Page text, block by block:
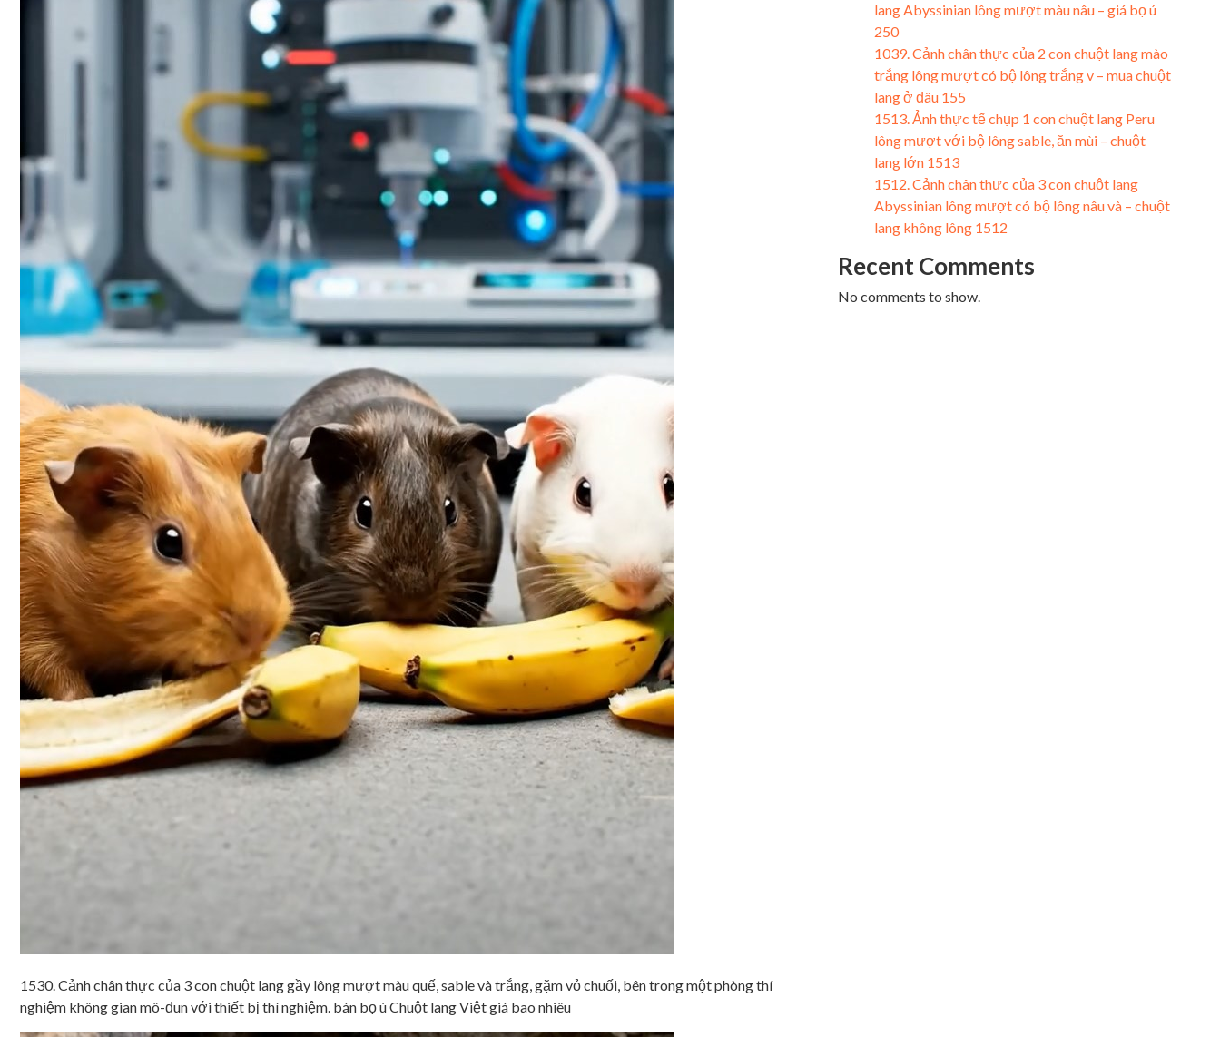
1530. Cảnh chân thực của 3 con chuột lang gầy lông mượt màu quế, sable và trắng, gặm vỏ chuối, bên trong một phòng thí
nghiệm không gian mô-đun với thiết bị thí nghiệm. bán bọ ú Chuột lang Việt giá bao nhiêu
lang Abyssinian lông mượt màu nâu – giá bọ ú
250
1039. Cảnh chân thực của 2 con chuột lang mào
trắng lông mượt có bộ lông trắng v – mua chuột
lang ở đâu 155
1513. Ảnh thực tế chụp 1 con chuột lang Peru
lông mượt với bộ lông sable, ăn mùi – chuột
lang lớn 1513
1512. Cảnh chân thực của 3 con chuột lang
Abyssinian lông mượt có bộ lông nâu và – chuột
lang không lông 1512
Recent Comments
No comments to show.